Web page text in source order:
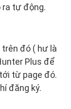
ra tự động.
đó ( hư là
Plus để
từ page đó.
đăng ký.